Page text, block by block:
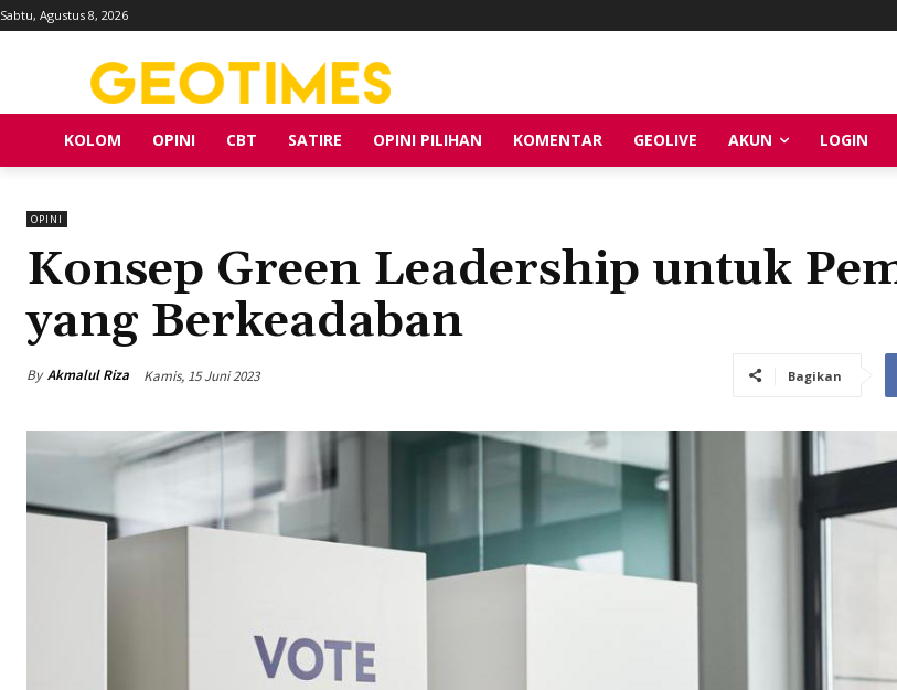
Sabtu, Agustus 8, 2026
KOLOM OPINI CBT SATIRE OPINI PILIHAN KOMENTAR GEOLIVE AKUN LOGIN
OPINI
Konsep Green Leadership untuk
yang Berkeadaban
By Akmalul Riza Kamis, 15 Juni 2023 Bagikan